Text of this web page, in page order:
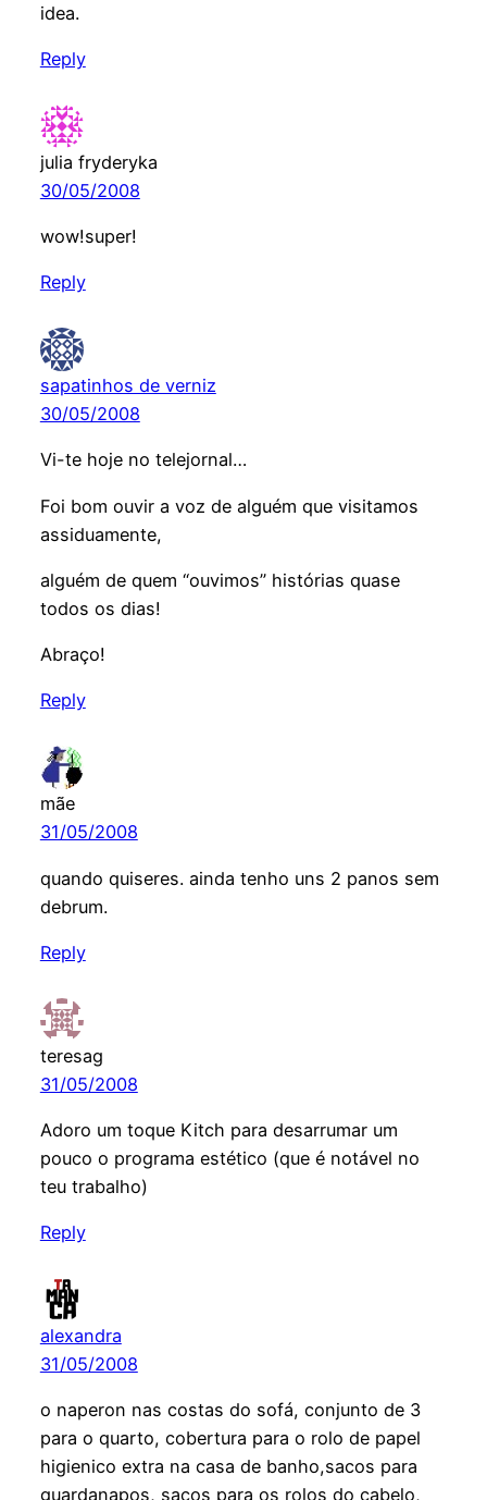
idea.
Reply
julia fryderyka
30/05/2008
wow!super!
Reply
sapatinhos de verniz
30/05/2008
Vi-te hoje no telejornal…
Foi bom ouvir a voz de alguém que visitamos
assiduamente,
alguém de quem “ouvimos” histórias quase
todos os dias!
Abraço!
Reply
mãe
31/05/2008
quando quiseres. ainda tenho uns 2 panos sem
debrum.
Reply
teresag
31/05/2008
Adoro um toque Kitch para desarrumar um
pouco o programa estético (que é notável no
teu trabalho)
Reply
alexandra
31/05/2008
o naperon nas costas do sofá, conjunto de 3
para o quarto, cobertura para o rolo de papel
higienico extra na casa de banho,sacos para
guardanapos, sacos para os rolos do cabelo,